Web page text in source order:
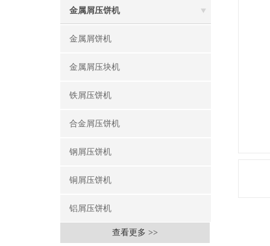
金属屑压饼机
金属屑饼机
金属屑压块机
铁屑压饼机
合金屑压饼机
钢屑压饼机
铜屑压饼机
铝屑压饼机
查看更多 >>